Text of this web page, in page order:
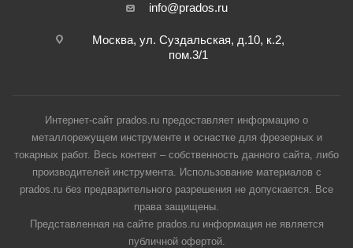
info@prados.ru
Москва, ул. Суздальская, д.10, к.2,
пом.3/1
Интернет-сайт prados.ru предоставляет информацию о
металлорежущем инструменте и оснастке для фрезерных и
токарных работ. Весь контент – собственность данного сайта, либо
производителей инструмента. Использование материалов с
prados.ru без предварительного разрешения не допускается. Все
права защищены.
Представленная на сайте prados.ru информация не является
публичной офертой.